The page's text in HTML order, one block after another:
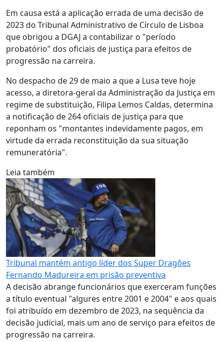
Em causa está a aplicação errada de uma decisão de
2023 do Tribunal Administrativo de Círculo de Lisboa
que obrigou a DGAJ a contabilizar o "período
probatório" dos oficiais de justiça para efeitos de
progressão na carreira.
No despacho de 29 de maio a que a Lusa teve hoje
acesso, a diretora-geral da Administração da Justiça em
regime de substituição, Filipa Lemos Caldas, determina
a notificação de 264 oficiais de justiça para que
reponham os "montantes indevidamente pagos, em
virtude da errada reconstituição da sua situação
remuneratória".
Leia também
Tribunal mantém antigo líder dos Super Dragões
Fernando Madureira em prisão preventiva
A decisão abrange funcionários que exerceram funções
a título eventual "algures entre 2001 e 2004" e aos quais
foi atribuído em dezembro de 2023, na sequência da
decisão judicial, mais um ano de serviço para efeitos de
progressão na carreira.